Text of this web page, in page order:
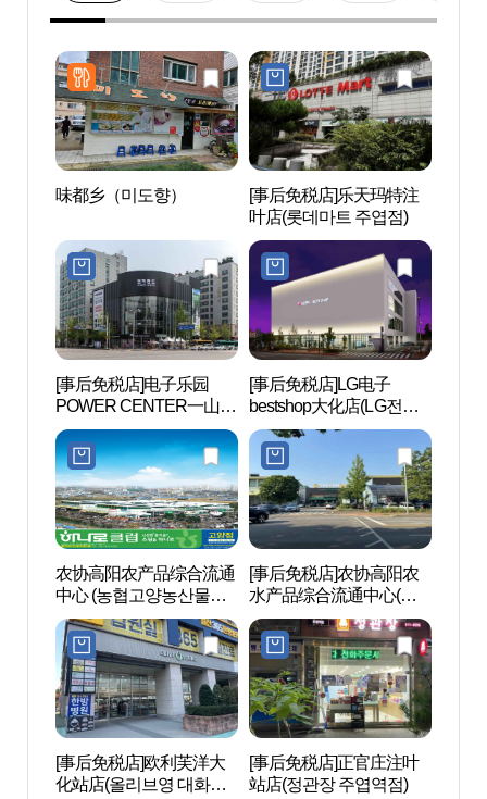
味都乡（미도향）
[事后免税店]乐天玛特注
叶店(롯데마트 주엽점)
[事后免税店]电子乐园
POWER CENTER一山店
(전자랜드파워센터 일산
점)
[事后免税店]LG电子
bestshop大化店(LG전자
베스트샵 대화점)
农协高阳农产品综合流通
中心 (농협고양농산물종
합유통센터)
[事后免税店]农协高阳农
水产品综合流通中心(농
협고양농수산물종합유통
센터)
[事后免税店]欧利芙洋大
化站店(올리브영 대화역
[事后免税店]正官庄注叶
站店(정관장 주엽역점)